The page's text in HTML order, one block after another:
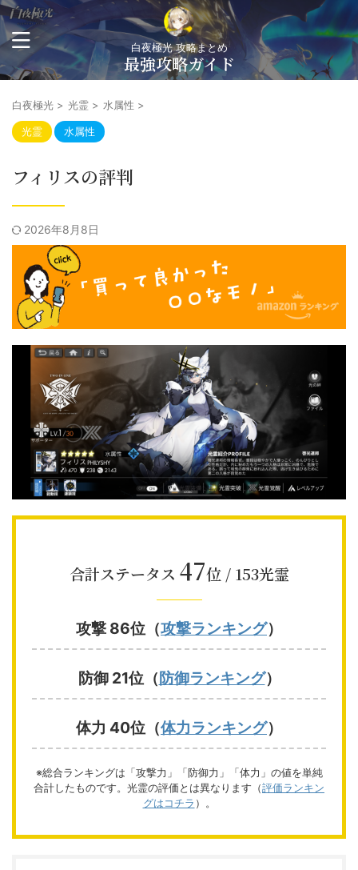
白夜極光 攻略まとめ
最強攻略ガイド
白夜極光 > 光霊 > 水属性 >
光霊 水属性
フィリスの評判
2026年8月8日
合計ステータス 47位 / 153光霊
攻撃 86位（攻撃ランキング）
防御 21位（防御ランキング）
体力 40位（体力ランキング）
※総合ランキングは「攻撃力」「防御力」「体力」の値を単純
合計したものです。光霊の評価とは異なります（評価ランキン
グはコチラ ）。